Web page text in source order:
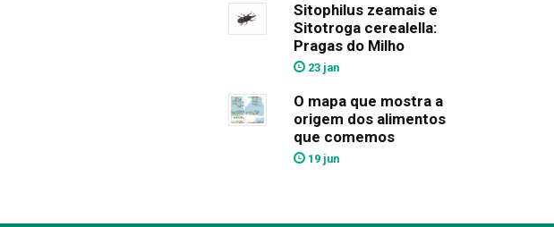
Sitophilus zeamais e
Sitotroga cerealella:
Pragas do Milho
23 jan
O mapa que mostra a
origem dos alimentos
que comemos
19 jun